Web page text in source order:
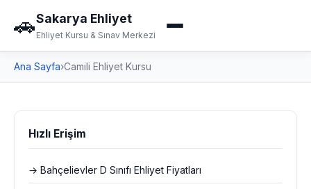
🚗Sakarya Ehliyet
Ehliyet Kursu & Sınav Merkezi
Ana Sayfa›Camili Ehliyet Kursu
Hızlı Erişim
→ Bahçelievler D Sınıfı Ehliyet Fiyatları